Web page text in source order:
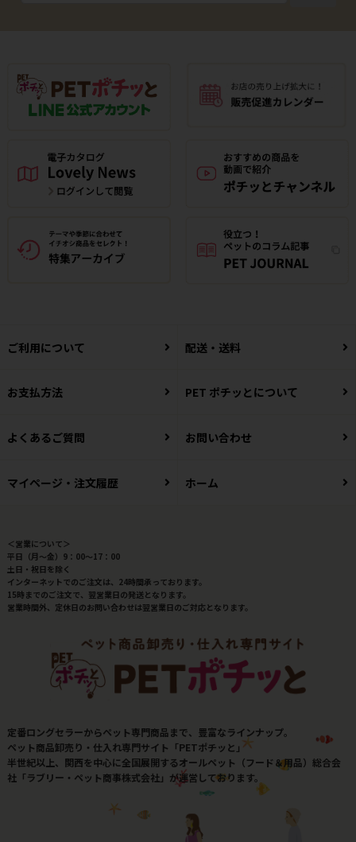
ご利用について 配送・送料
お支払方法 PET ポチッとについて
よくあるご質問 お問い合わせ
マイページ・注文履歴 ホーム
＜営業について＞
平日（月～金）9：00～17：00
土日・祝日を除く
インターネットでのご注文は、24時間承っております。
15時までのご注文で、翌営業日の発送となります。
営業時間外、定休日のお問い合わせは翌営業日のご対応となります。
定番ロングセラーからペット専門商品まで、豊富なラインナップ。
ペット商品卸売り・仕入れ専門サイト「PETポチッと」
半世紀以上、関西を中心に全国展開するオールペット（フード＆用品）総合会
社「ラブリー・ペット商事株式会社」が運営しております。